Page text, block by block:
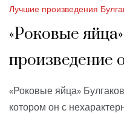
Лучшие произведения
«Роковые
произведение
«Роковые яйца»
котором он с